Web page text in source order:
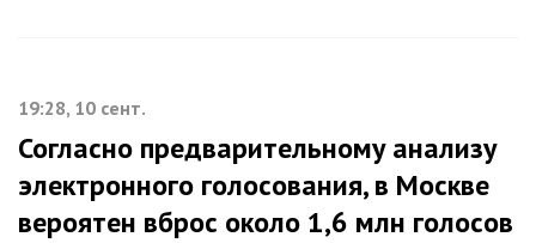
19:28, 10 сент.
Согласно предварительному анализу
электронного голосования, в Москве
вероятен вброс около 1,6 млн голосов